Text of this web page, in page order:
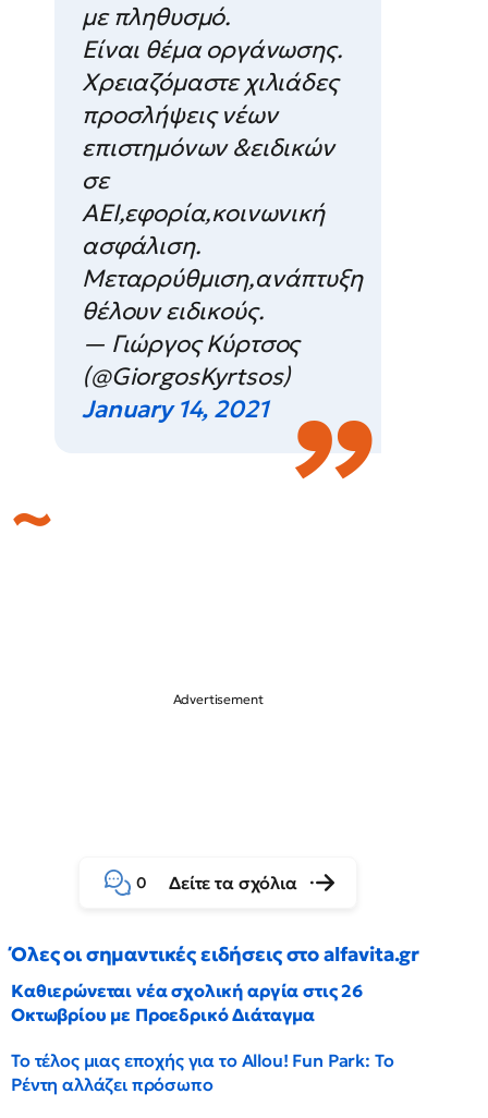
με πληθυσμό.
Είναι θέμα οργάνωσης.
Χρειαζόμαστε χιλιάδες
προσλήψεις νέων
επιστημόνων &ειδικών
σε
ΑΕΙ,εφορία,κοινωνική
ασφάλιση.
Μεταρρύθμιση,ανάπτυξη
θέλουν ειδικούς.
— Γιώργος Κύρτσος
(@GiorgosKyrtsos)
January 14, 2021
0 Δείτε τα σχόλια
Όλες οι σημαντικές ειδήσεις στο alfavita.gr
Καθιερώνεται νέα σχολική αργία στις 26
Οκτωβρίου με Προεδρικό Διάταγμα
Το τέλος μιας εποχής για το Allou! Fun Park: Το
Ρέντη αλλάζει πρόσωπο